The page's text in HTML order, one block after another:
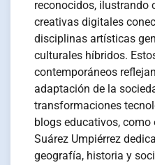
reconocidos, ilustrando
creativas digitales
disciplinas artísticas
culturales híbridos.
contemporáneos
adaptación de la
transformaciones
blogs educativos, como
Suárez Umpiérrez
geografía, historia y